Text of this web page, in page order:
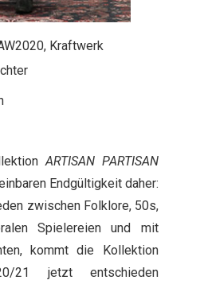
Kraftwerk
ARTISAN PARTISAN
Endgültigkeit daher:
zwischen Folklore, 50s,
Spielereien und mit
kommt die Kollektion
21 jetzt entschieden